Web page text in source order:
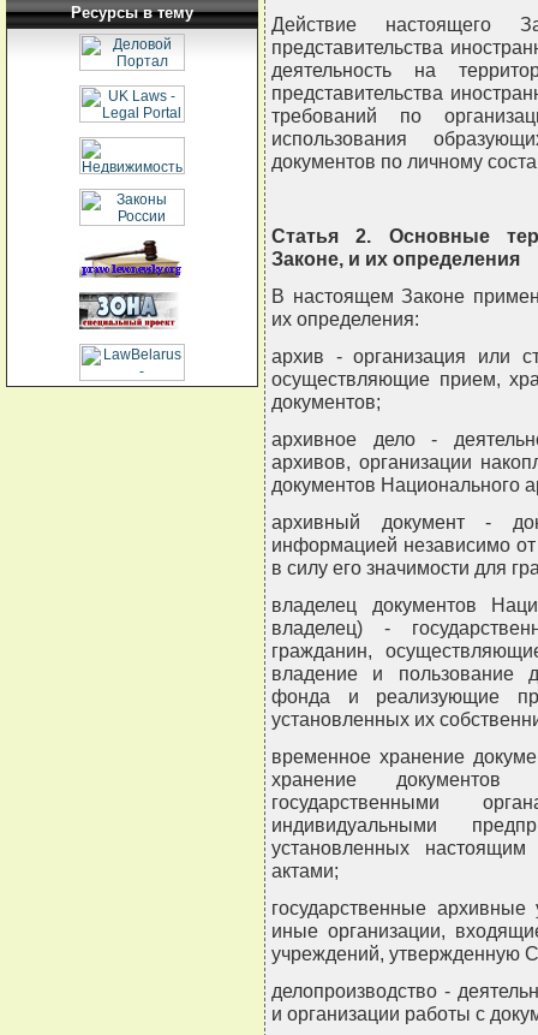
Ресурсы в тему
Действие настоящего
представительства
деятельность на
представительства
требований по
использования
документов по личному
Статья 2. Основные
Законе, и их определения
В настоящем Законе
их определения:
архив - организация или
осуществляющие прием,
документов;
архивное дело -
архивов, организации
документов Национального
архивный документ -
информацией независимо
в силу его значимости для
владелец документов
владелец) -
гражданин,
владение и пользование
фонда и реализующие
установленных их
временное хранение
хранение документов
государственными
индивидуальными
установленных
актами;
государственные
иные организации,
учреждений, утвержденную
делопроизводство -
и организации работы с